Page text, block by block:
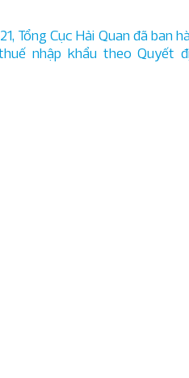
Tổng Cục Hải Quan đã ban
nhập khẩu theo Quyết